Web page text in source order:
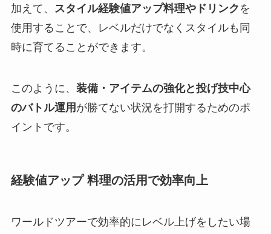
加えて、 スタイル経験値アップ料理やドリンク を
使用することで、レベルだけでなくスタイルも同
時に育てることができます。
このように、 装備・アイテムの強化と投げ技中心
のバトル運用 が勝てない状況を打開するためのポ
イントです。
経験値アップ 料理の活用で効率向上
ワールドツアーで効率的にレベル上げをしたい場